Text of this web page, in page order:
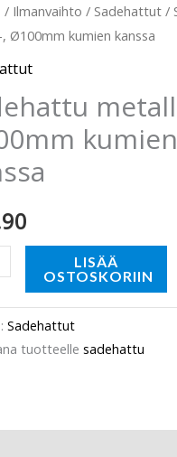
/ Ilmanvaihto / Sadehattut /
Ø100mm kumien kanssa
kumien
,
LISÄÄ
OSTOSKORIIN
Sadehattut
tuotteellesadehattu